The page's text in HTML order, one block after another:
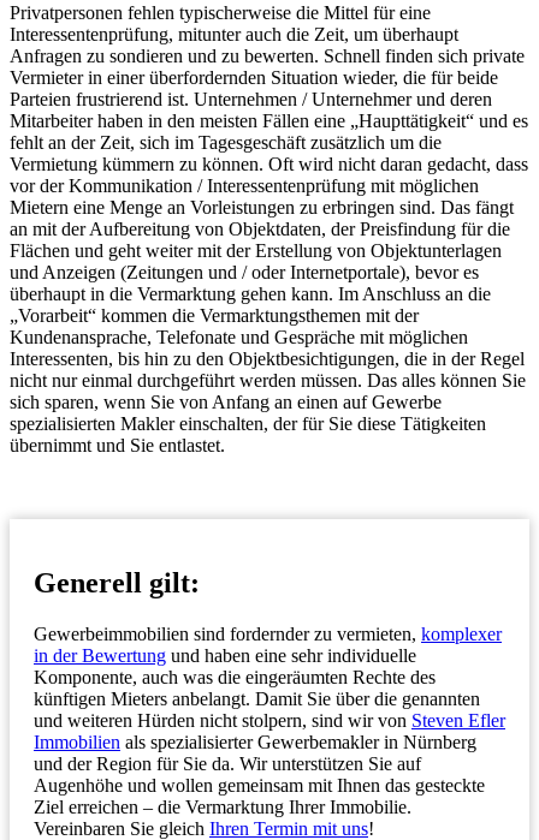
Privatpersonen fehlen typischerweise die Mittel für eine
Interessentenprüfung, mitunter auch die Zeit, um überhaupt
Anfragen zu sondieren und zu bewerten. Schnell finden sich private
Vermieter in einer überfordernden Situation wieder, die für beide
Parteien frustrierend ist. Unternehmen / Unternehmer und deren
Mitarbeiter haben in den meisten Fällen eine „Haupttätigkeit“ und es
fehlt an der Zeit, sich im Tagesgeschäft zusätzlich um die
Vermietung kümmern zu können. Oft wird nicht daran gedacht, dass
vor der Kommunikation / Interessentenprüfung mit möglichen
Mietern eine Menge an Vorleistungen zu erbringen sind. Das fängt
an mit der Aufbereitung von Objektdaten, der Preisfindung für die
Flächen und geht weiter mit der Erstellung von Objektunterlagen
und Anzeigen (Zeitungen und / oder Internetportale), bevor es
überhaupt in die Vermarktung gehen kann. Im Anschluss an die
„Vorarbeit“ kommen die Vermarktungsthemen mit der
Kundenansprache, Telefonate und Gespräche mit möglichen
Interessenten, bis hin zu den Objektbesichtigungen, die in der Regel
nicht nur einmal durchgeführt werden müssen. Das alles können Sie
sich sparen, wenn Sie von Anfang an einen auf Gewerbe
spezialisierten Makler einschalten, der für Sie diese Tätigkeiten
übernimmt und Sie entlastet.
Generell gilt:
Gewerbeimmobilien sind fordernder zu vermieten, komplexer
in der Bewertung und haben eine sehr individuelle
Komponente, auch was die eingeräumten Rechte des
künftigen Mieters anbelangt. Damit Sie über die genannten
und weiteren Hürden nicht stolpern, sind wir von Steven Efler
Immobilien als spezialisierter Gewerbemakler in Nürnberg
und der Region für Sie da. Wir unterstützen Sie auf
Augenhöhe und wollen gemeinsam mit Ihnen das gesteckte
Ziel erreichen – die Vermarktung Ihrer Immobilie.
Vereinbaren Sie gleich Ihren Termin mit uns!